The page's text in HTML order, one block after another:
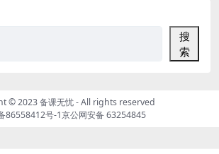
搜
索
© 2023备课无忧- All rights reserved
86558412号-1京公网安备 63254845